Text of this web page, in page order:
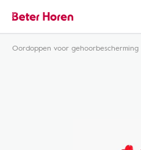
Oordoppen voor gehoorbescherming